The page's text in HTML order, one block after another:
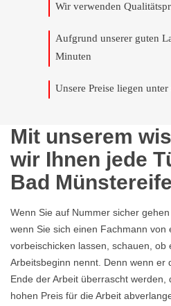
Wir verwenden
Aufgrund unserer guten
Minuten
Unsere Preise liegen
Mit unserem
wir Ihnen jede
Bad
Wenn Sie auf Nummer sicher
wenn Sie sich einen Fachmann von
vorbeischicken lassen, schauen, ob
Arbeitsbeginn nennt. Denn wenn er
Ende der Arbeit überrascht
hohen Preis für die Arbeit